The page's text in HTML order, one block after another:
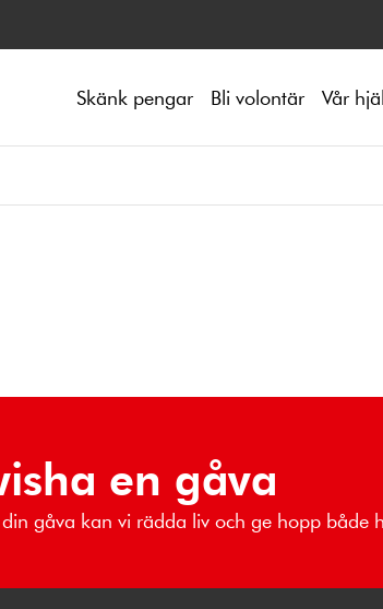
Skänk pengar Bli volontär Vår
en gåva
gåva kan vi rädda liv och ge hopp både